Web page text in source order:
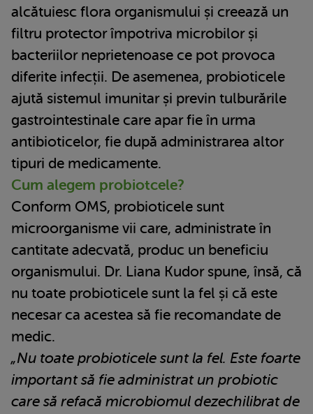
alcătuiesc flora organismului și creează un
filtru protector împotriva microbilor și
bacteriilor neprietenoase ce pot provoca
diferite infecții. De asemenea, probioticele
ajută sistemul imunitar și previn tulburările
gastrointestinale care apar fie în urma
antibioticelor, fie după administrarea altor
tipuri de medicamente.
Cum alegem probiotcele?
Conform OMS, probioticele sunt
microorganisme vii care, administrate în
cantitate adecvată, produc un beneficiu
organismului. Dr. Liana Kudor spune, însă, că
nu toate probioticele sunt la fel și că este
necesar ca acestea să fie recomandate de
medic.
„Nu toate probioticele sunt la fel. Este foarte
important să fie administrat un probiotic
care să refacă microbiomul dezechilibrat de